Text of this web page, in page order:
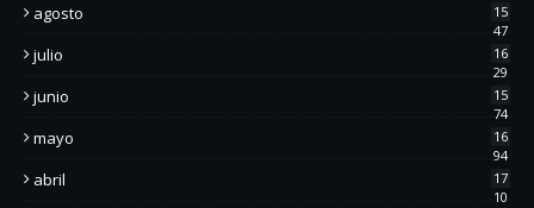
agosto
15
47
julio
16
29
junio
15
74
mayo
16
94
abril
17
10